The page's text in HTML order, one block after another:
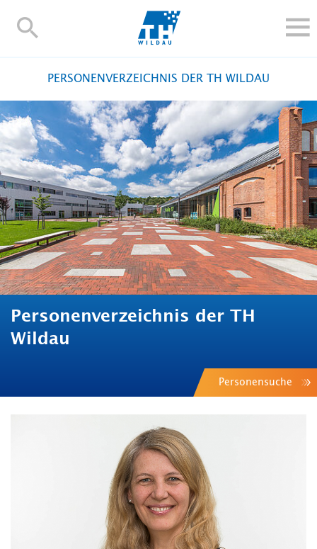
TH-
FORSCHUNG UND TRANSFER
ALUMNI
HOCHSCHULE
INTERNATIONAL
BESCHÄFTIGTE
Blogs Kontakt und Anfahrt Webmail Moodle
TH Online-Portal Personensuche English
PERSONENVERZEICHNIS DER TH WILDAU
Personenverzeichnis der TH
Wildau
Personensuche